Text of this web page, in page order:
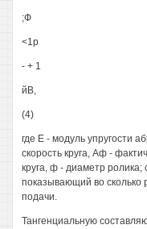
;Ф
<1р
- + 1
йВ,
(4)
где Е - модуль упругости
скорость круга, Аф -
круга, ф - диаметр
показывающий во сколько
подачи.
Тангенциальную